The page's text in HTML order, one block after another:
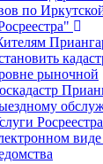
по
рыночной